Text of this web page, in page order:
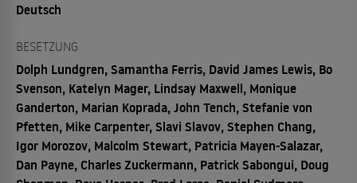
Deutsch
BESETZUNG
Dolph Lundgren, Samantha Ferris, David James Lewis, Bo
Svenson, Katelyn Mager, Lindsay Maxwell, Monique
Ganderton, Marian Koprada, John Tench, Stefanie von
Pfetten, Mike Carpenter, Slavi Slavov, Stephen Chang,
Igor Morozov, Malcolm Stewart, Patricia Mayen-Salazar,
Dan Payne, Charles Zuckermann, Patrick Sabongui, Doug